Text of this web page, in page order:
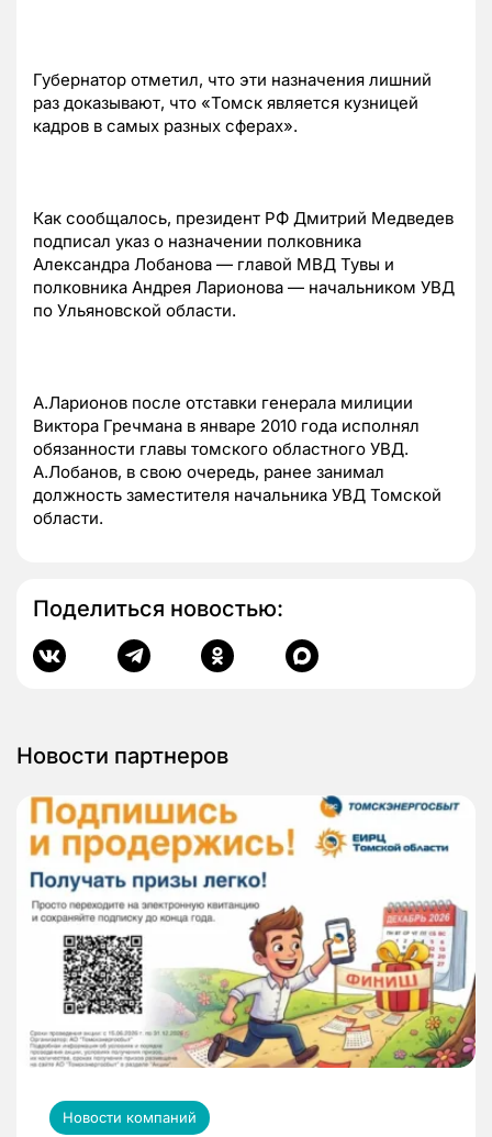
Губернатор отметил, что эти назначения лишний
раз доказывают, что «Томск является кузницей
кадров в самых разных сферах».
Как сообщалось, президент РФ Дмитрий Медведев
подписал указ о назначении полковника
Александра Лобанова — главой МВД Тувы и
полковника Андрея Ларионова — начальником УВД
по Ульяновской области.
А.Ларионов после отставки генерала милиции
Виктора Гречмана в январе 2010 года исполнял
обязанности главы томского областного УВД.
А.Лобанов, в свою очередь, ранее занимал
должность заместителя начальника УВД Томской
области.
Поделиться новостью:
Новости партнеров
Новости компаний